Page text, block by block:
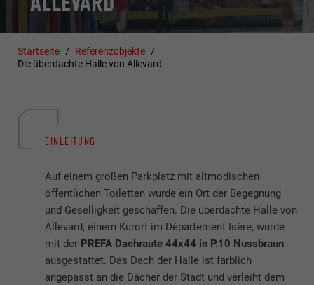
Startseite
Referenzobjekte
Die überdachte Halle von Allevard
EINLEITUNG
Auf einem großen Parkplatz mit altmodischen
öffentlichen Toiletten wurde ein Ort der Begegnung
und Geselligkeit geschaffen. Die überdachte Halle von
Allevard, einem Kurort im Département Isère, wurde
mit der PREFA Dachraute 44x44 in P.10 Nussbraun
ausgestattet. Das Dach der Halle ist farblich
angepasst an die Dächer der Stadt und verleiht dem